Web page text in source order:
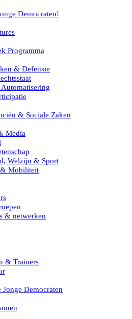
Democraten!
Programma
& Defensie
& Sociale Zaken
Media
Welzijn & Sport
& Mobiliteit
& netwerken
& Trainers
Democraten